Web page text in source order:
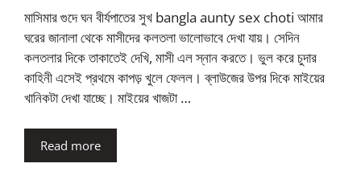
মাসিমার গুদে ঘন বীর্যপাতের সুখ bangla aunty sex choti আমার
ঘরের জানালা থেকে মাসীদের কলতলা ভালোভাবে দেখা যায়। সেদিন
কলতলার দিকে তাকাতেই দেখি, মাসী এল স্নান করতে। ভুল করে চুদার
কাহিনী এসেই প্রথমে কাপড় খুলে ফেলল। ব্লাউজের উপর দিকে মাইয়ের
খানিকটা দেখা যাচ্ছে। মাইয়ের খাজটা …
Read more